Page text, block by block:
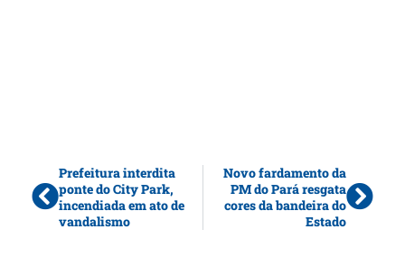
Prefeitura interdita
ponte do City Park,
incendiada em ato de
vandalismo
Novo fardamento da
PM do Pará resgata
cores da bandeira do
Estado